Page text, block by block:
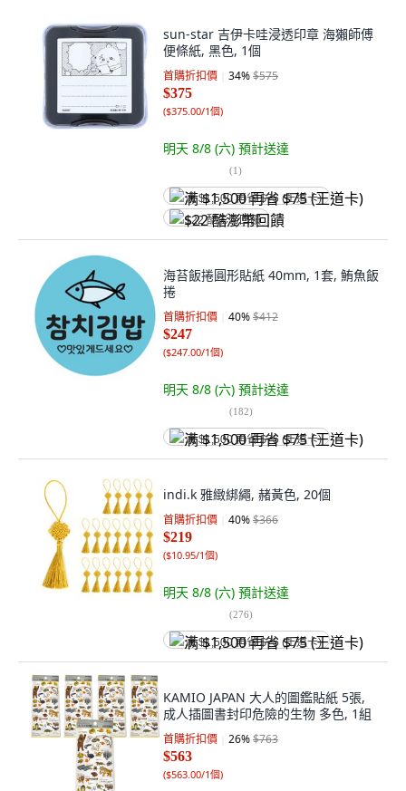
sun-star 吉伊卡哇浸透印章 海獺師傅
便條紙, 黑色, 1個
首購折扣價 34%$575
$375
($375.00/1個)
明天 8/8 (六) 預計送達
(1)
满 $1,500 再省 $75 (王道卡)
$22 酷澎幣回饋
海苔飯捲圓形貼紙 40mm, 1套, 鮪魚飯
捲
首購折扣價 40%$412
$247
($247.00/1個)
明天 8/8 (六) 預計送達
(182)
满 $1,500 再省 $75 (王道卡)
indi.k 雅緻綁繩, 赭黃色, 20個
首購折扣價 40%$366
$219
($10.95/1個)
明天 8/8 (六) 預計送達
(276)
满 $1,500 再省 $75 (王道卡)
KAMIO JAPAN 大人的圖鑑貼紙 5張,
成人插圖書封印危險的生物 多色, 1組
首購折扣價 26%$763
$563
($563.00/1個)